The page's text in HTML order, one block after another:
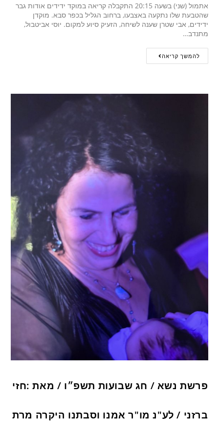
אתמול (שני) בשעה 20:15 התקבלה קריאה במוקד ידידים אודות גבר
שהטבעת שלו נתקעה באצבעו, ברחוב הגליל בכפר סבא. מוקדן
ידידים, אבי שטרן שענה לשיחה, הזעיק סיוע למקום. יוסי אביטבול,
מתנדב…
להמשך קריאה
פרשת נשא / חג שבועות תשפ״ו / מאת :חזי
ברזני / לע"נ מו"ר אמנו וסבתנו היקרה מרת